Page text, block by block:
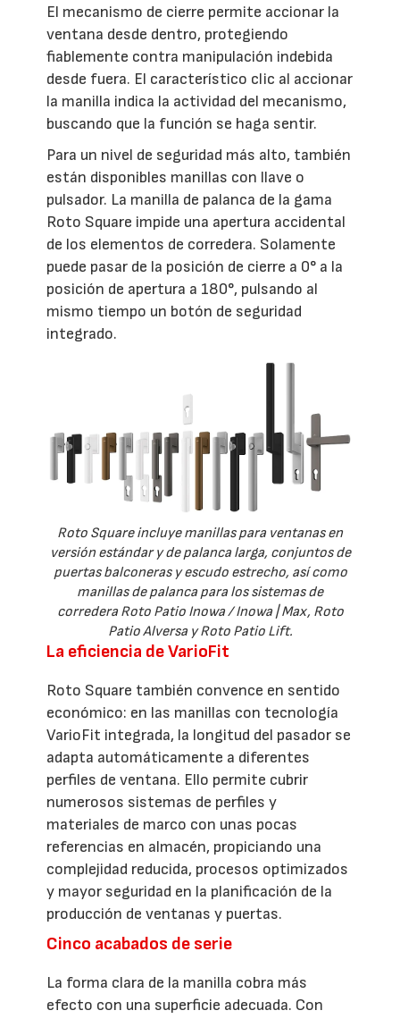
El mecanismo de cierre permite accionar la
ventana desde dentro, protegiendo
fiablemente contra manipulación indebida
desde fuera. El característico clic al accionar
la manilla indica la actividad del mecanismo,
buscando que la función se haga sentir.
Para un nivel de seguridad más alto, también
están disponibles manillas con llave o
pulsador. La manilla de palanca de la gama
Roto Square impide una apertura accidental
de los elementos de corredera. Solamente
puede pasar de la posición de cierre a 0° a la
posición de apertura a 180°, pulsando al
mismo tiempo un botón de seguridad
integrado.
Roto Square incluye manillas para ventanas en
versión estándar y de palanca larga, conjuntos de
puertas balconeras y escudo estrecho, así como
manillas de palanca para los sistemas de
corredera Roto Patio Inowa / Inowa | Max, Roto
Patio Alversa y Roto Patio Lift.
La eficiencia de VarioFit
Roto Square también convence en sentido
económico: en las manillas con tecnología
VarioFit integrada, la longitud del pasador se
adapta automáticamente a diferentes
perfiles de ventana. Ello permite cubrir
numerosos sistemas de perfiles y
materiales de marco con unas pocas
referencias en almacén, propiciando una
complejidad reducida, procesos optimizados
y mayor seguridad en la planificación de la
producción de ventanas y puertas.
Cinco acabados de serie
La forma clara de la manilla cobra más
efecto con una superficie adecuada. Con